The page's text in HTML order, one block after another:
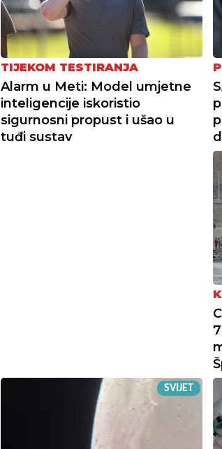
TIJEKOM TESTIRANJA
Alarm u Meti: Model umjetne
inteligencije iskoristio
sigurnosni propust i ušao u
tuđi sustav
SVIJET